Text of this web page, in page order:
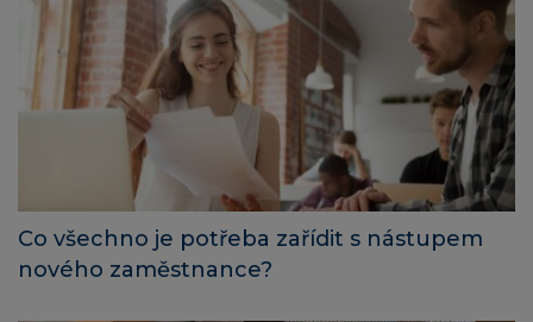
Co všechno je potřeba zařídit s nástupem
nového zaměstnance?